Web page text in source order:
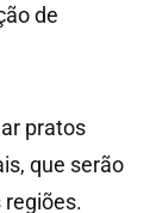
de
pratos
que serão
regiões.